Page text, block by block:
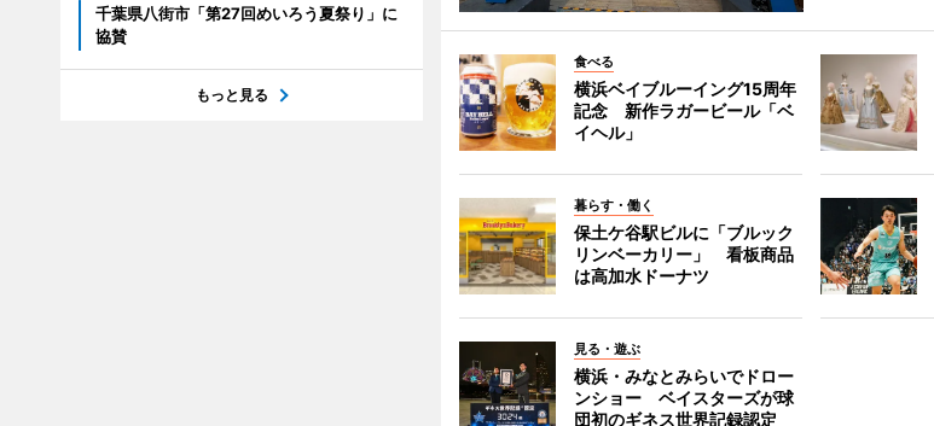
食べる
横浜ベイブルーイング15周年
記念 新作ラガービール「ベ
イヘル」
暮らす・働く
保土ケ谷駅ビルに「ブルック
リンベーカリー」 看板商品
は高加水ドーナツ
見る・遊ぶ
横浜・みなとみらいでドロー
ンショー ベイスターズが球
団初のギネス世界記録認定
千葉県八街市「第27回めいろう夏祭り」に
協賛
もっと見る